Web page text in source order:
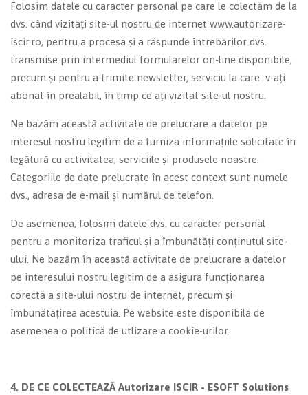
Folosim datele cu caracter personal pe care le colectăm de la
dvs. când vizitați site-ul nostru de internet www.autorizare-
iscir.ro, pentru a procesa și a răspunde întrebărilor dvs.
transmise prin intermediul formularelor on-line disponibile,
precum și pentru a trimite newsletter, serviciu la care v-ați
abonat în prealabil, în timp ce ați vizitat site-ul nostru.
Ne bazăm această activitate de prelucrare a datelor pe
interesul nostru legitim de a furniza informațiile solicitate în
legătură cu activitatea, serviciile și produsele noastre.
Categoriile de date prelucrate în acest context sunt numele
dvs., adresa de e-mail și numărul de telefon.
De asemenea, folosim datele dvs. cu caracter personal
pentru a monitoriza traficul și a îmbunătăți conținutul site-
ului. Ne bazăm în această activitate de prelucrare a datelor
pe interesului nostru legitim de a asigura funcționarea
corectă a site-ului nostru de internet, precum și
îmbunătățirea acestuia. Pe website este disponibilă de
asemenea o politică de utlizare a cookie-urilor.
4. DE CE COLECTEAZĂ Autorizare ISCIR - ESOFT Solutions